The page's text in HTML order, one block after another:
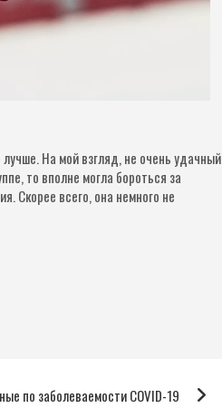
На мой взгляд, не очень удачный
то вполне могла бороться за
Скорее всего, она немного не
по заболеваемости COVID-19